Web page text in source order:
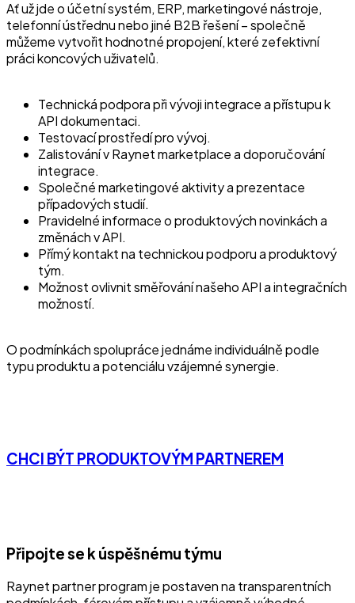
Ať už jde o účetní systém, ERP, marketingové nástroje,
telefonní ústřednu nebo jiné B2B řešení – společně
můžeme vytvořit hodnotné propojení, které zefektivní
práci koncových uživatelů.
Technická podpora při vývoji integrace a přístupu k
API dokumentaci.
Testovací prostředí pro vývoj.
Zalistování v Raynet marketplace a doporučování
integrace.
Společné marketingové aktivity a prezentace
případových studií.
Pravidelné informace o produktových novinkách a
změnách v API.
Přímý kontakt na technickou podporu a produktový
tým.
Možnost ovlivnit směřování našeho API a integračních
možností.
O podmínkách spolupráce jednáme individuálně podle
typu produktu a potenciálu vzájemné synergie.
CHCI BÝT PRODUKTOVÝM PARTNEREM
Připojte se k úspěšnému týmu
Raynet partner program je postaven na transparentních